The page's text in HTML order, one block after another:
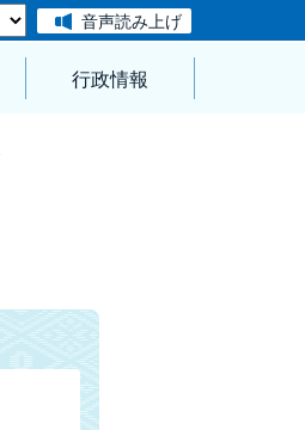
音声読み上げ
行政情報